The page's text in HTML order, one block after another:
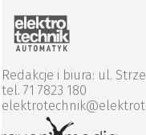
Redakcje i biura: ul.
tel. 71 7823 180